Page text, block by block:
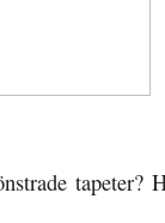
tapeter?